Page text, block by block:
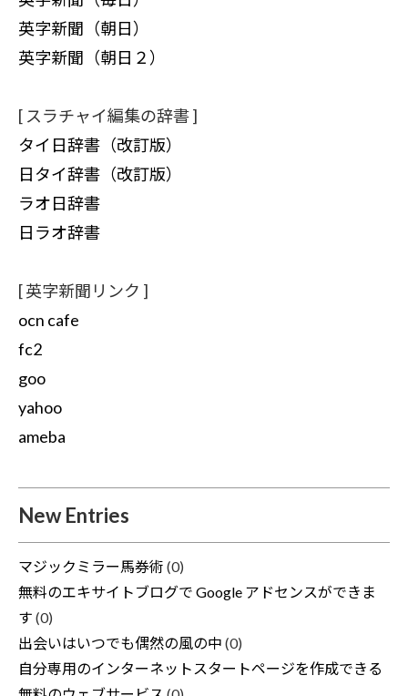
英字新聞（朝日）
英字新聞（朝日２）
[ スラチャイ編集の辞書 ]
タイ日辞書（改訂版）
日タイ辞書（改訂版）
ラオ日辞書
日ラオ辞書
[ 英字新聞リンク ]
ocn cafe
fc2
goo
yahoo
ameba
New Entries
マジックミラー馬券術 (0)
無料のエキサイトブログで Google アドセンスができま
す (0)
出会いはいつでも偶然の風の中 (0)
自分専用のインターネットスタートページを作成できる